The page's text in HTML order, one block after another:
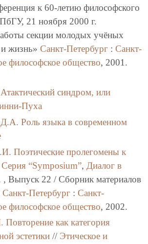
к 60-летию философского
21 ноября 2000 г.
секции молодых учёных
жизнь» Санкт-Петербург: Санкт-
философское общество, 2001.
Атактический синдром, или
Пуха
Д.А. Роль языка в современном
Поэтические пролегомены к
Серия “Symposium”, Диалог в
, Выпуск 22 / Сборник материалов
Санкт-Петербург: Санкт-
философское общество, 2002.
Повторение как категория
эстетики// Этическое и